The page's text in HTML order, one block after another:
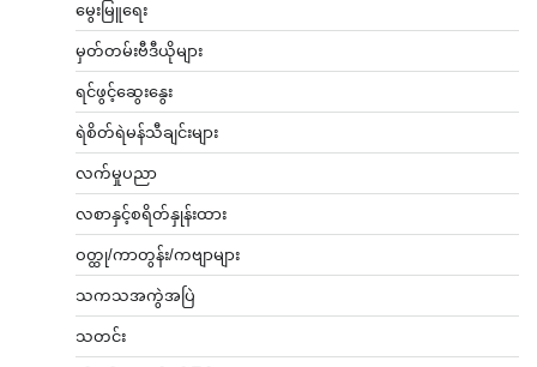
မွေးမြူရေး
မှတ်တမ်းဗီဒီယိုများ
ရင်ဖွင့်ဆွေးနွေး
ရဲစိတ်ရဲမန်သီချင်းများ
လက်မှုပညာ
လစာနှင့်စရိတ်နှုန်းထား
ဝတ္ထု/ကာတွန်း/ကဗျာများ
သကသအကွဲအပြဲ
သတင်း